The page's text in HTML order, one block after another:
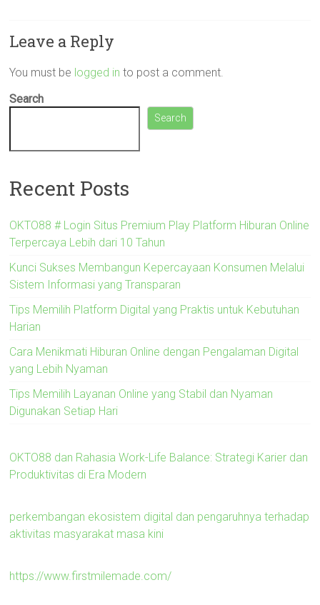
Leave a Reply
You must be logged in to post a comment.
Search
Search
Recent Posts
OKTO88 # Login Situs Premium Play Platform Hiburan Online
Terpercaya Lebih dari 10 Tahun
Kunci Sukses Membangun Kepercayaan Konsumen Melalui
Sistem Informasi yang Transparan
Tips Memilih Platform Digital yang Praktis untuk Kebutuhan
Harian
Cara Menikmati Hiburan Online dengan Pengalaman Digital
yang Lebih Nyaman
Tips Memilih Layanan Online yang Stabil dan Nyaman
Digunakan Setiap Hari
OKTO88 dan Rahasia Work-Life Balance: Strategi Karier dan
Produktivitas di Era Modern
perkembangan ekosistem digital dan pengaruhnya terhadap
aktivitas masyarakat masa kini
https://www.firstmilemade.com/